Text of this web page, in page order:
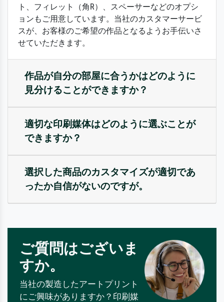
ト、フィレット（角R）、スペーサーなどのオプシ
ョンもご用意しています。当社のカスタマーサービ
スが、お客様のご希望の作品となるようお手伝いさ
せていただきます。
作品が自分の部屋に合うかはどのように
見分けることができますか？
適切な印刷媒体はどのように選ぶことが
できますか？
選択した商品のカスタマイズが適切であ
ったか自信がないのですが。
ご質問はございま
すか。
当社の製造したアートプリント
にご興味がありますか？印刷媒